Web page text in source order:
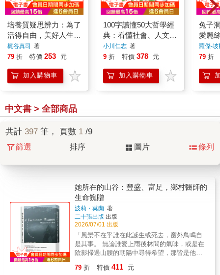
培養質疑思辨力：為了
活得自由，美好人生的
實踐法則
梶谷真司 著
79 折 特價 253 元
加入購物車
100字讀懂50大哲學經
典：看懂社會、人文和
世界局勢，面對煩惱不
迷惘！
小川仁志 著
9 折 特價 378 元
加入購物車
兔子
愛麗
程，
（上/
羅傑-坡
79 折
中文書 > 全部商品
共計 397 筆， 頁數 1 /9
篩選 排序 圖片 條列
她所在的山谷：豐盛、富足，鄉村醫師的
生命餽贈
波莉・莫蘭 著
二十張出版 出版
2026/07/01 出版
「風景不在乎誰在此誕生或死去，窗外鳥鳴自
是其事。 無論誰愛上雨後林間的氣味，或是在
陰影掃過山腰的朝陽中尋得希望，那皆是他們
將翻閱，亦不知其中故事會如何形塑讀者的生
79 折 特價 411 元